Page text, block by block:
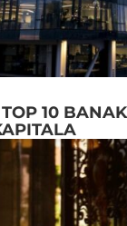
10